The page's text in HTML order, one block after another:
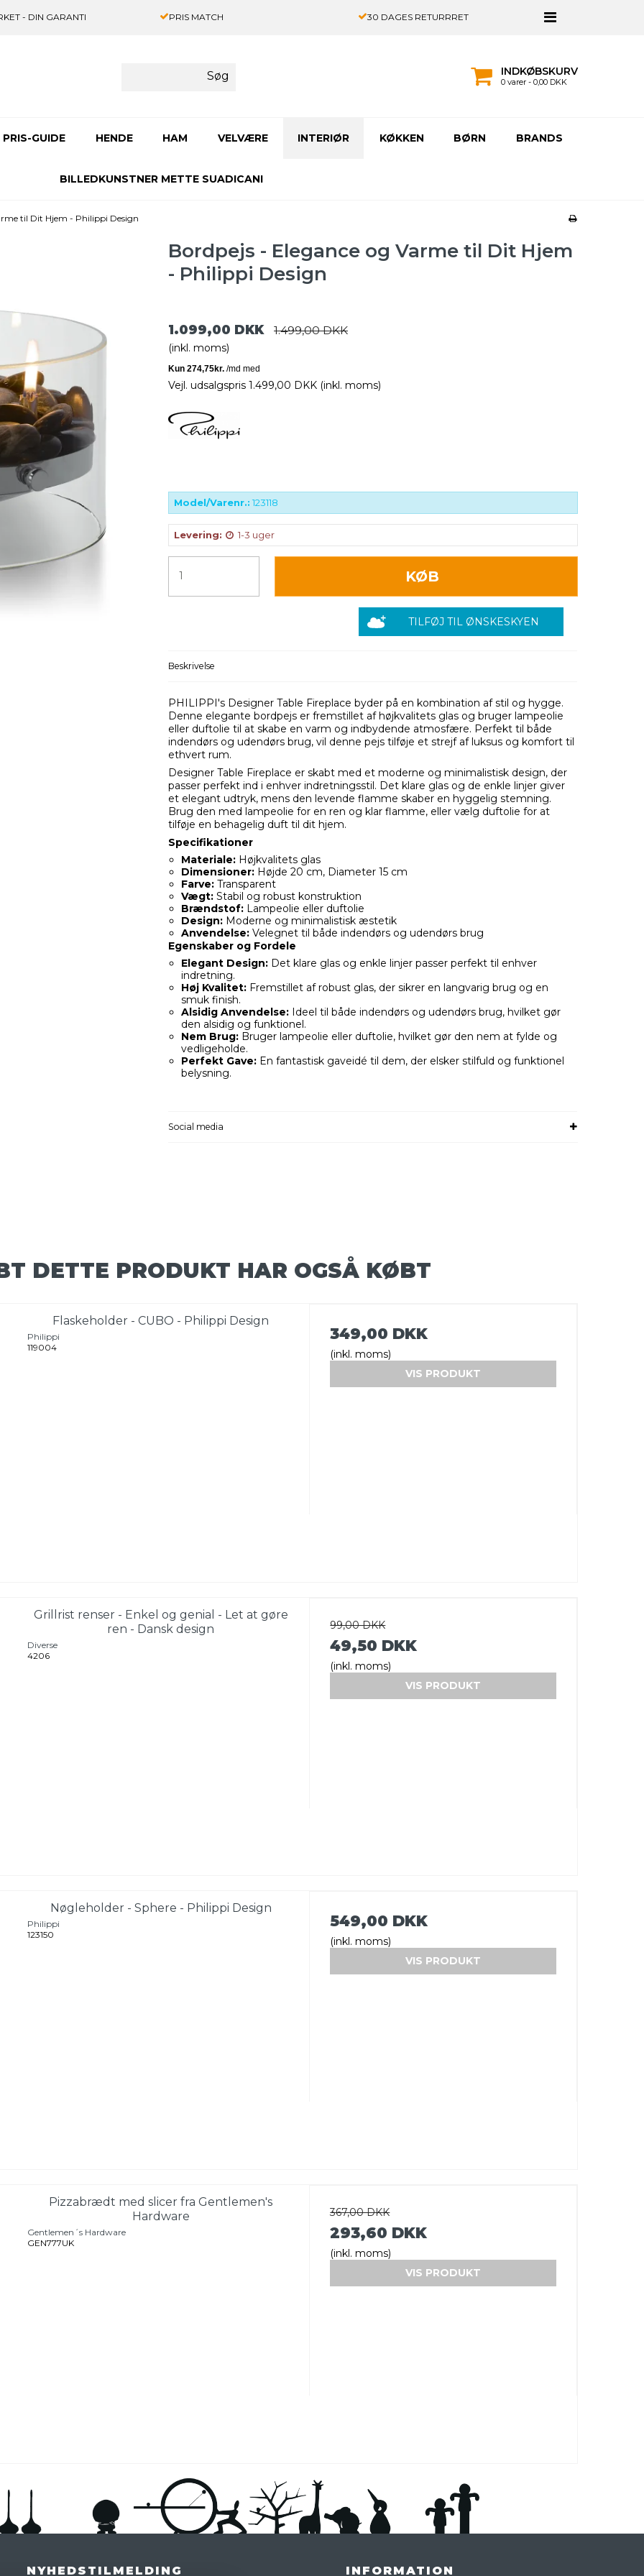
- DIN GARANTI PRIS MATCH 30 DAGES RETURRRET
Søg INDKØBSKURV
0 varer - 0,00 DKK
PRIS-GUIDE HENDE HAM VELVÆRE INTERIØR KØKKEN BØRN BRANDS
BILLEDKUNSTNER METTE SUADICANI
til Dit Hjem - Philippi Design
Bordpejs - Elegance og Varme til Dit Hjem
- Philippi Design
1.099,00 DKK 1.499,00 DKK
(inkl. moms)
Vejl. udsalgspris 1.499,00 DKK (inkl. moms)
Model/Varenr.: 123118
Levering: 1-3 uger
KØB
TILFØJ TIL ØNSKESKYEN
Beskrivelse
PHILIPPI's Designer Table Fireplace byder på en kombination af stil og hygge.
Denne elegante bordpejs er fremstillet af højkvalitets glas og bruger lampeolie
eller duftolie til at skabe en varm og indbydende atmosfære. Perfekt til både
indendørs og udendørs brug, vil denne pejs tilføje et strejf af luksus og komfort til
ethvert rum.
Designer Table Fireplace er skabt med et moderne og minimalistisk design, der
passer perfekt ind i enhver indretningsstil. Det klare glas og de enkle linjer giver
et elegant udtryk, mens den levende flamme skaber en hyggelig stemning.
Brug den med lampeolie for en ren og klar flamme, eller vælg duftolie for at
tilføje en behagelig duft til dit hjem.
Specifikationer
Materiale:Højkvalitets glas
Dimensioner:Højde 20 cm, Diameter 15 cm
Farve:Transparent
Vægt:Stabil og robust konstruktion
Brændstof:Lampeolie eller duftolie
Design:Moderne og minimalistisk æstetik
Anvendelse:Velegnet til både indendørs og udendørs brug
Egenskaber og Fordele
Elegant Design:Det klare glas og enkle linjer passer perfekt til enhver
indretning.
Høj Kvalitet:Fremstillet af robust glas, der sikrer en langvarig brug og en
smuk finish.
Alsidig Anvendelse:Ideel til både indendørs og udendørs brug, hvilket gør
den alsidig og funktionel.
Nem Brug:Bruger lampeolie eller duftolie, hvilket gør den nem at fylde og
vedligeholde.
Perfekt Gave:En fantastisk gaveidé til dem, der elsker stilfuld og funktionel
belysning.
Social media
DETTE PRODUKT HAR OGSÅ KØBT
Flaskeholder - CUBO - Philippi Design
Philippi
119004
349,00 DKK
(inkl. moms)
VIS PRODUKT
Grillrist renser - Enkel og genial - Let at gøre
ren - Dansk design
Diverse
4206
99,00 DKK
49,50 DKK
(inkl. moms)
VIS PRODUKT
Nøgleholder - Sphere - Philippi Design
Philippi
123150
549,00 DKK
(inkl. moms)
VIS PRODUKT
Pizzabrædt med slicer fra Gentlemen's
Hardware
Gentlemen´s Hardware
GEN777UK
367,00 DKK
293,60 DKK
(inkl. moms)
VIS PRODUKT
NYHEDSTILMELDING INFORMATION